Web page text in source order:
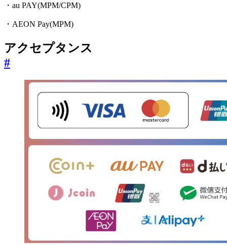
・au PAY(MPM/CPM)
・AEON Pay(MPM)
アクセプタンス
#